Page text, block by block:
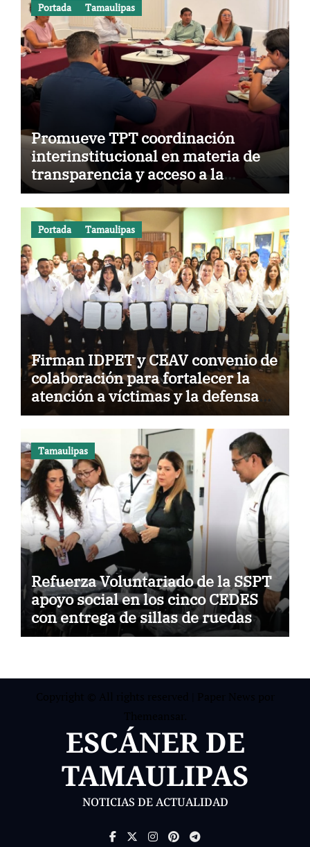
Portada Tamaulipas
Promueve TPT coordinación
interinstitucional en materia de
transparencia y acceso a la
información pública
Portada Tamaulipas
Firman IDPET y CEAV convenio de
colaboración para fortalecer la
atención a víctimas y la defensa
jurídica en Tamaulipas
Tamaulipas
Refuerza Voluntariado de la SSPT
apoyo social en los cinco CEDES
con entrega de sillas de ruedas
ESCÁNER DE
TAMAULIPAS
NOTICIAS DE ACTUALIDAD